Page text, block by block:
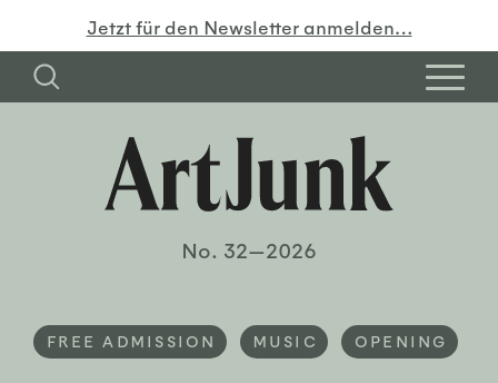
Jetzt für den Newsletter anmelden…
No. 32—2026
FREE ADMISSION MUSIC OPENING